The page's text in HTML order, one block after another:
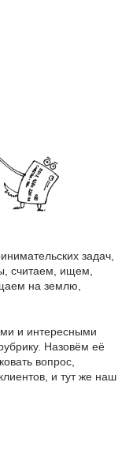
задач,
считаем, ищем,
на землю,
и интересными
Назовём её
вопрос,
и тут же наш